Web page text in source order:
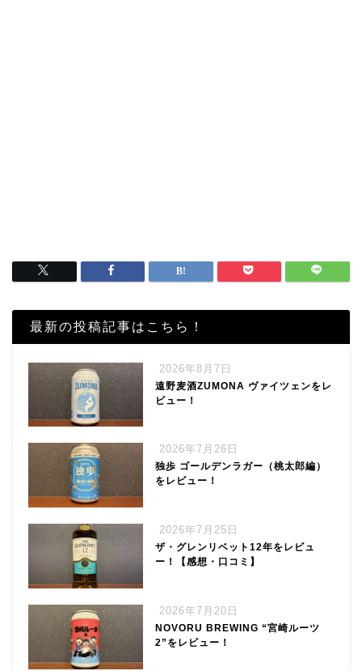
最新の投稿記事はこちら！
2026年8月7日
遠野麦酒ZUMONA ヴァイツェンをレ
ビュー！
2026年7月26日
独歩 ゴールデンラガー（桃太郎編）
をレビュー！
2026年7月25日
ザ・グレンリベット12年をレビュ
ー！【感想・口コミ】
2026年7月20日
NOVORU BREWING “宮崎ルーツ
2”をレビュー！